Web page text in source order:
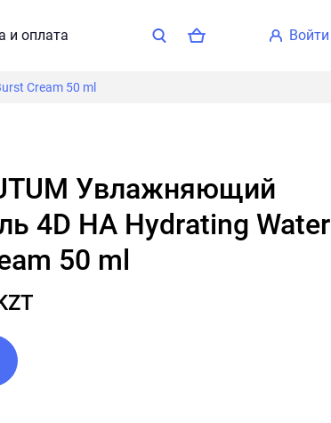
и оплата войти
Cream 50 ml
4D HA Hydrating Water
50 ml